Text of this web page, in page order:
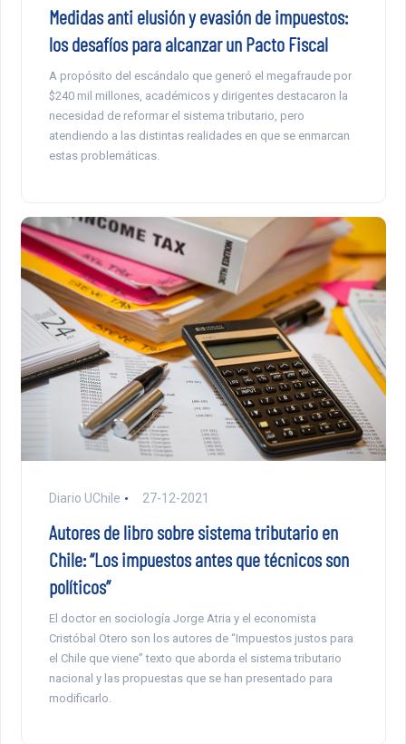
Medidas anti elusión y evasión de impuestos:
los desafíos para alcanzar un Pacto Fiscal
A propósito del escándalo que generó el megafraude por
$240 mil millones, académicos y dirigentes destacaron la
necesidad de reformar el sistema tributario, pero
atendiendo a las distintas realidades en que se enmarcan
estas problemáticas.
Diario UChile 27-12-2021
Autores de libro sobre sistema tributario en
Chile: “Los impuestos antes que técnicos son
políticos”
El doctor en sociología Jorge Atria y el economista
Cristóbal Otero son los autores de “Impuestos justos para
el Chile que viene” texto que aborda el sistema tributario
nacional y las propuestas que se han presentado para
modificarlo.